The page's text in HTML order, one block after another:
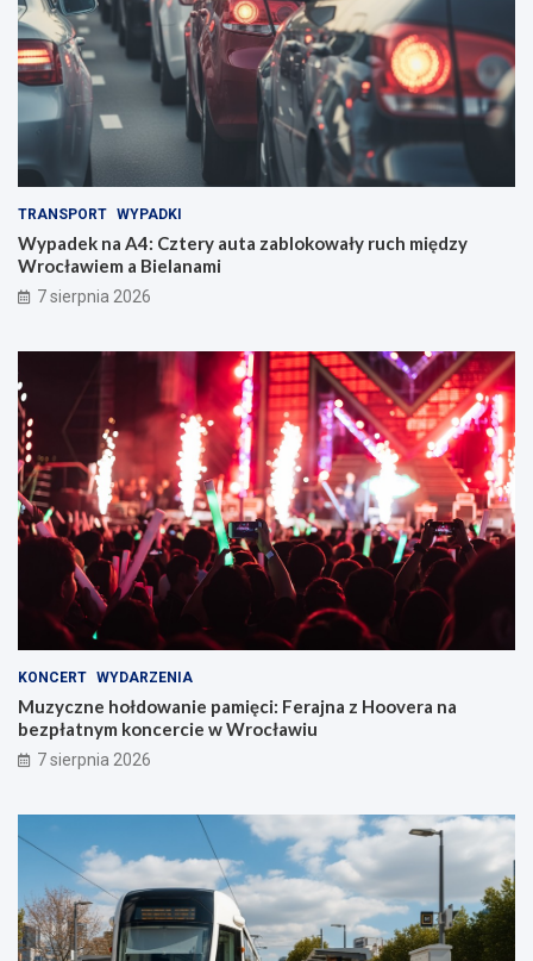
TRANSPORT WYPADKI
Wypadek na A4: Cztery auta zablokowały ruch między
Wrocławiem a Bielanami
7 sierpnia 2026
KONCERT WYDARZENIA
Muzyczne hołdowanie pamięci: Ferajna z Hoovera na
bezpłatnym koncercie w Wrocławiu
7 sierpnia 2026